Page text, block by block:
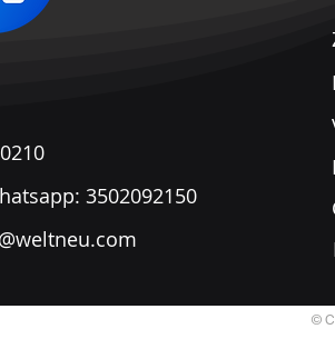
3502092150
©